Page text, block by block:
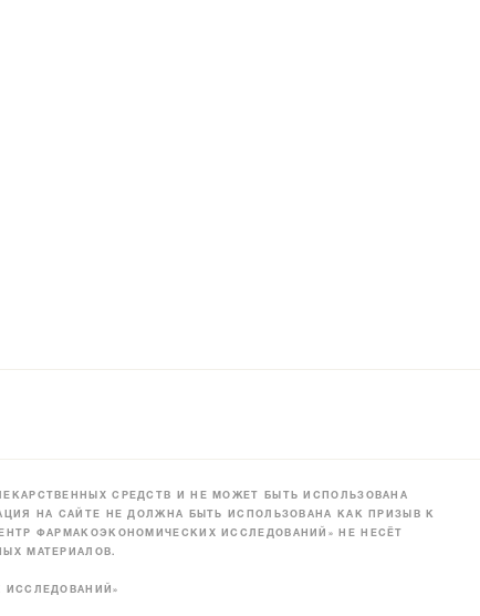
СРЕДСТВ И НЕ МОЖЕТ БЫТЬ ИСПОЛЬЗОВАНА
НА САЙТЕ НЕ ДОЛЖНА БЫТЬ ИСПОЛЬЗОВАНА КАК ПРИЗЫВ К
ФАРМАКОЭКОНОМИЧЕСКИХ ИССЛЕДОВАНИЙ» НЕ НЕСЁТ
МАТЕРИАЛОВ.
ИССЛЕДОВАНИЙ»